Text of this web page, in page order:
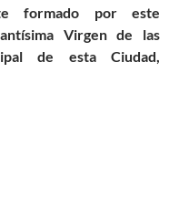
formado por este
Virgen de las
de esta Ciudad,